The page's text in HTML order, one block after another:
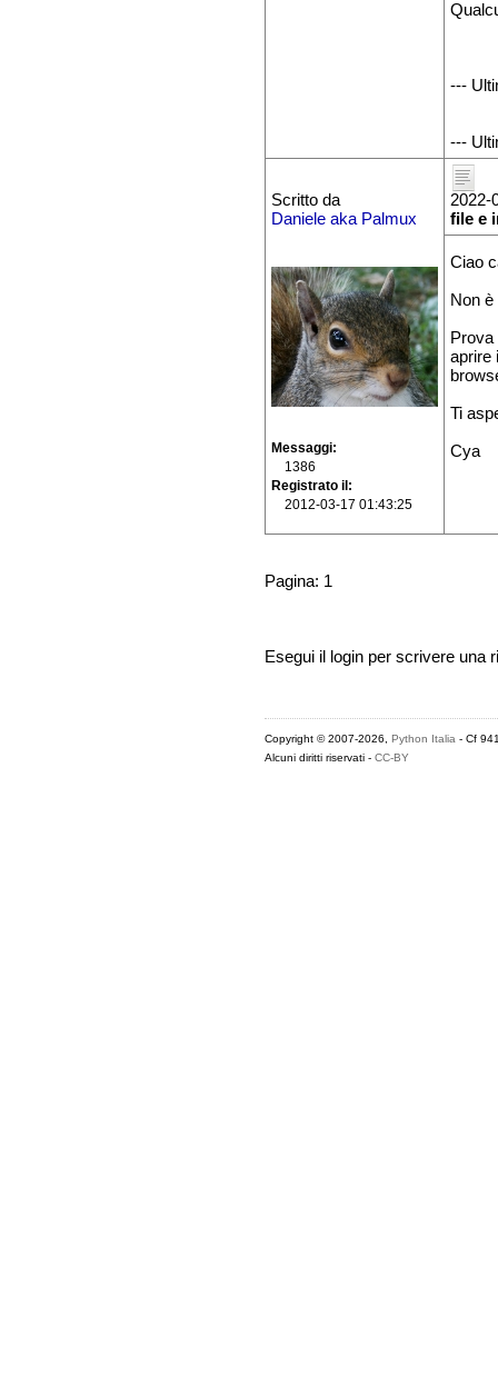
---
---
Scritto da
Daniele aka Palmux
Messaggi
1386
Registrato il
2012-03-17 01:43:25
2022-
file e
Ciao
Non
aprire
Ti
Cya
Pagina: 1
Esegui il login per scrivere una
Copyright © 2007-2026, Python Italia- Cf
Alcuni diritti riservati - CC-BY